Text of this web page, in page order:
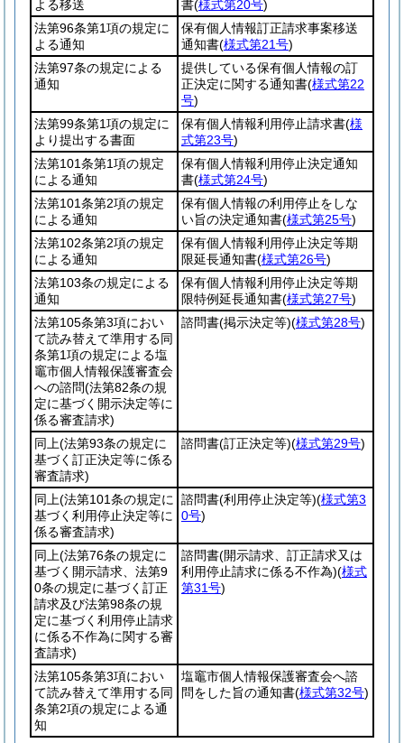
よる移送
書(様式第20号)
法第96条第1項の規定に
よる通知
保有個人情報訂正請求事案移送
通知書(様式第21号)
法第97条の規定による
通知
提供している保有個人情報の訂
正決定に関する通知書(様式第22
号)
法第99条第1項の規定に
より提出する書面
保有個人情報利用停止請求書(様
式第23号)
法第101条第1項の規定
による通知
保有個人情報利用停止決定通知
書(様式第24号)
法第101条第2項の規定
による通知
保有個人情報の利用停止をしな
い旨の決定通知書(様式第25号)
法第102条第2項の規定
による通知
保有個人情報利用停止決定等期
限延長通知書(様式第26号)
法第103条の規定による
通知
保有個人情報利用停止決定等期
限特例延長通知書(様式第27号)
法第105条第3項におい
て読み替えて準用する同
条第1項の規定による塩
竈市個人情報保護審査会
への諮問(法第82条の規
定に基づく開示決定等に
係る審査請求)
諮問書(掲示決定等)(様式第28号)
同上(法第93条の規定に
基づく訂正決定等に係る
審査請求)
諮問書(訂正決定等)(様式第29号)
同上(法第101条の規定に
基づく利用停止決定等に
係る審査請求)
諮問書(利用停止決定等)(様式第3
0号)
同上(法第76条の規定に
基づく開示請求、法第9
0条の規定に基づく訂正
請求及び法第98条の規
定に基づく利用停止請求
に係る不作為に関する審
査請求)
諮問書(開示請求、訂正請求又は
利用停止請求に係る不作為)(様式
第31号)
法第105条第3項におい
て読み替えて準用する同
条第2項の規定による通
知
塩竈市個人情報保護審査会へ諮
問をした旨の通知書(様式第32号)